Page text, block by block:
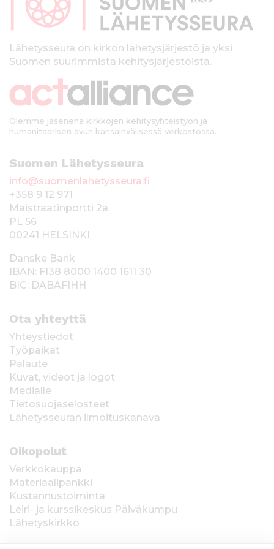
kLähetysseura on kirkon lähetysjärjestö ja yksi
Suomen suurimmista kehitysjärjestöistä.
Olemme jäsenenä kirkkojen kehitysyhteistyön ja
humanitaarisen avun kansainvälisessä verkostossa.
Suomen Lähetysseura
info@suomenlahetysseura.fi
+358 9 12 971
Maistraatinportti 2a
PL 56
00241 HELSINKI
Danske Bank
IBAN: FI38 8000 1400 1611 30
BIC: DABAFIHH
Ota yhteyttä
Yhteystiedot
Työpaikat
Palaute
Kuvat, videot ja logot
Medialle
Tietosuojaselosteet
Lähetysseuran ilmoituskanava
Oikopolut
Verkkokauppa
Materiaalipankki
Kustannustoiminta
Leiri- ja kurssikeskus Päiväkumpu
Lähetyskirkko